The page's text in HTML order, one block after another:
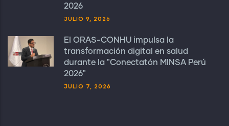
2026
JULIO 9, 2026
El ORAS-CONHU impulsa la
transformación digital en salud
durante la "Conectatón MINSA Perú
2026"
JULIO 7, 2026